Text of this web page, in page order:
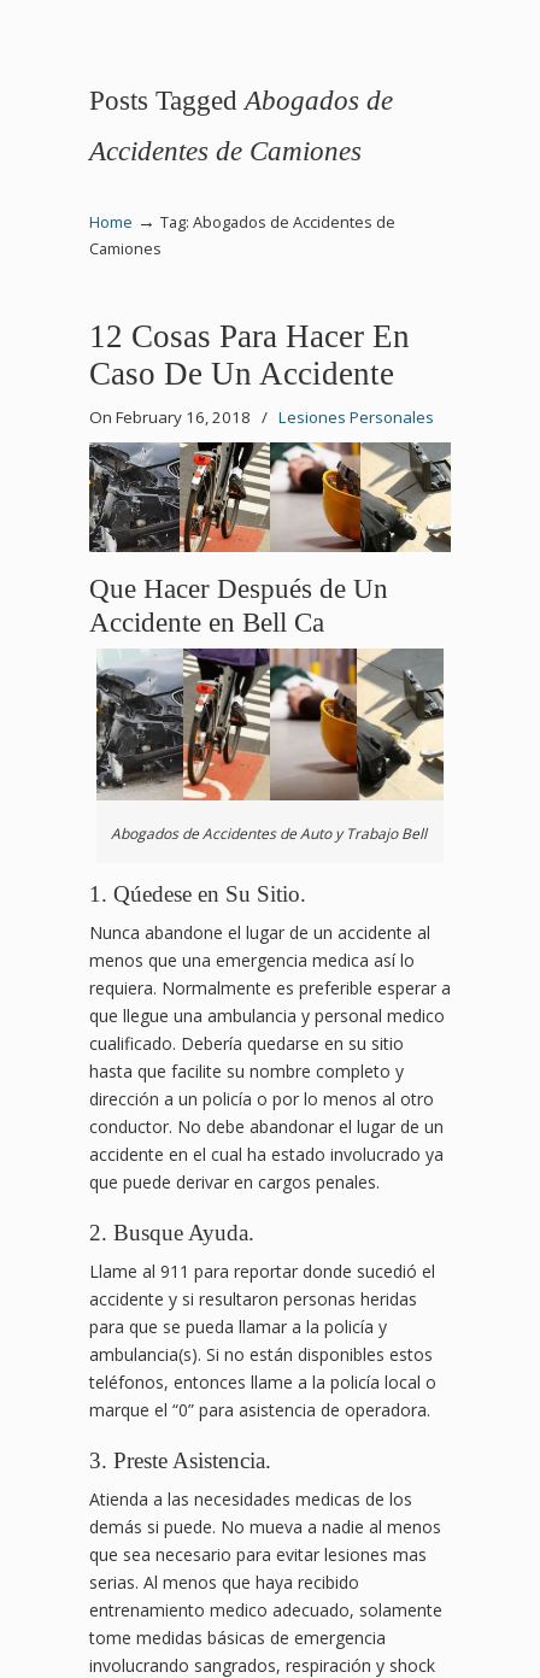
Posts Tagged Abogados de
Accidentes de Camiones
Home → Tag: Abogados de Accidentes de
Camiones
12 Cosas Para Hacer En
Caso De Un Accidente
On February 16, 2018 / Lesiones Personales
Que Hacer Después de Un
Accidente en Bell Ca
Abogados de Accidentes de Auto y Trabajo Bell
1. Qúedese en Su Sitio.
Nunca abandone el lugar de un accidente al
menos que una emergencia medica así lo
requiera. Normalmente es preferible esperar a
que llegue una ambulancia y personal medico
cualificado. Debería quedarse en su sitio
hasta que facilite su nombre completo y
dirección a un policía o por lo menos al otro
conductor. No debe abandonar el lugar de un
accidente en el cual ha estado involucrado ya
que puede derivar en cargos penales.
2. Busque Ayuda.
Llame al 911 para reportar donde sucedió el
accidente y si resultaron personas heridas
para que se pueda llamar a la policía y
ambulancia(s). Si no están disponibles estos
teléfonos, entonces llame a la policía local o
marque el “0” para asistencia de operadora.
3. Preste Asistencia.
Atienda a las necesidades medicas de los
demás si puede. No mueva a nadie al menos
que sea necesario para evitar lesiones mas
serias. Al menos que haya recibido
entrenamiento medico adecuado, solamente
tome medidas básicas de emergencia
involucrando sangrados, respiración y shock